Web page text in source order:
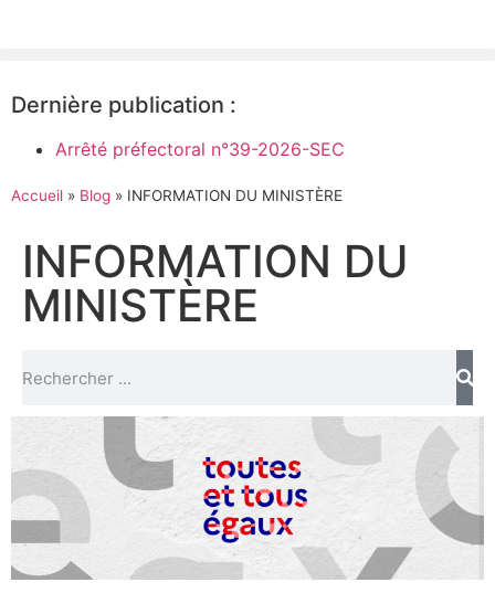
Dernière publication :
Arrêté préfectoral n°39-2026-SEC
Accueil » Blog » INFORMATION DU MINISTÈRE
INFORMATION DU
MINISTÈRE